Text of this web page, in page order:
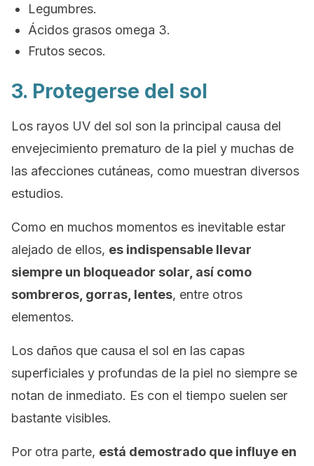
Legumbres.
Ácidos grasos omega 3.
Frutos secos.
3. Protegerse del sol
Los rayos UV del sol son la principal causa del
envejecimiento prematuro de la piel y muchas de
las afecciones cutáneas, como muestran diversos
estudios.
Como en muchos momentos es inevitable estar
alejado de ellos, es indispensable llevar
siempre un bloqueador solar, así como
sombreros, gorras, lentes, entre otros
elementos.
Los daños que causa el sol en las capas
superficiales y profundas de la piel no siempre se
notan de inmediato. Es con el tiempo suelen ser
bastante visibles.
Por otra parte, está demostrado que influye en